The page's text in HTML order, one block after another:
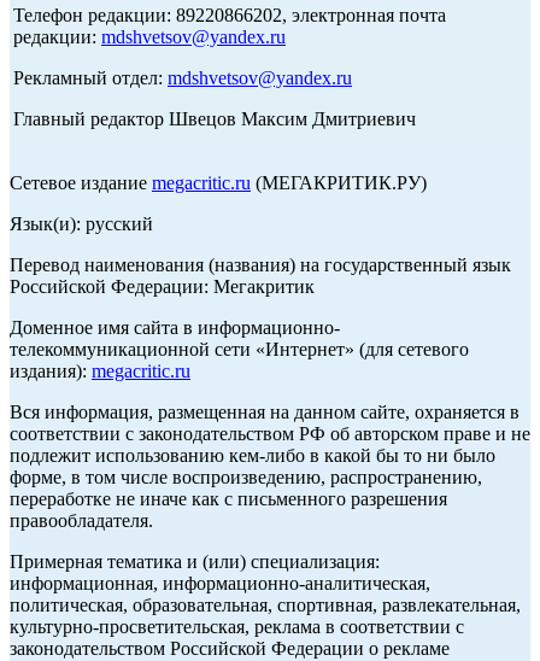
Телефон редакции: 89220866202, электронная почта
редакции: mdshvetsov@yandex.ru
Рекламный отдел: mdshvetsov@yandex.ru
Главный редактор Швецов Максим Дмитриевич
Сетевое издание megacritic.ru (МЕГАКРИТИК.РУ)
Язык(и): русский
Перевод наименования (названия) на государственный язык
Российской Федерации: Мегакритик
Доменное имя сайта в информационно-
телекоммуникационной сети «Интернет» (для сетевого
издания): megacritic.ru
Вся информация, размещенная на данном сайте, охраняется в
соответствии с законодательством РФ об авторском праве и не
подлежит использованию кем-либо в какой бы то ни было
форме, в том числе воспроизведению, распространению,
переработке не иначе как с письменного разрешения
правообладателя.
Примерная тематика и (или) специализация:
информационная, информационно-аналитическая,
политическая, образовательная, спортивная, развлекательная,
культурно-просветительская, реклама в соответствии с
законодательством Российской Федерации о рекламе